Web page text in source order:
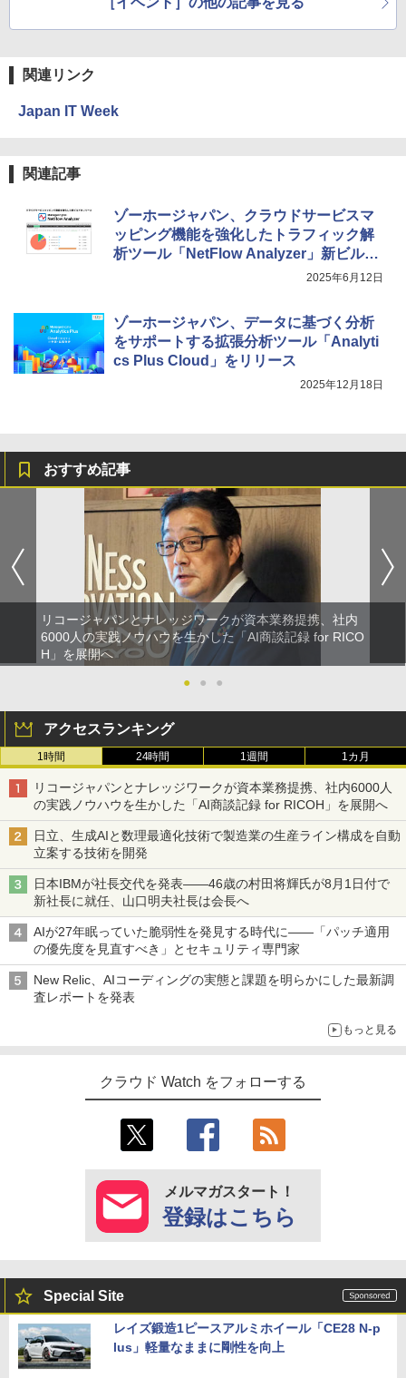
関連リンク
Japan IT Week
関連記事
ゾーホージャパン、クラウドサービスマ
ッピング機能を強化したトラフィック解
析ツール「NetFlow Analyzer」新ビルド
2025年6月12日
ゾーホージャパン、データに基づく分析
をサポートする拡張分析ツール「Analyti
cs Plus Cloud」をリリース
2025年12月18日
おすすめ記事
リコージャパンとナレッジワークが資本業務提携、社内
6000人の実践ノウハウを生かした「AI商談記録 for RICO
H」を展開へ
●
● ●
アクセスランキング
1時間 24時間 1週間 1カ月
リコージャパンとナレッジワークが資本業務提携、社内6000人
の実践ノウハウを生かした「AI商談記録 for RICOH」を展開へ
日立、生成AIと数理最適化技術で製造業の生産ライン構成を自動
立案する技術を開発
日本IBMが社長交代を発表――46歳の村田将輝氏が8月1日付で
新社長に就任、山口明夫社長は会長へ
AIが27年眠っていた脆弱性を発見する時代に――「パッチ適用
の優先度を見直すべき」とセキュリティ専門家
New Relic、AIコーディングの実態と課題を明らかにした最新調
査レポートを発表
もっと見る
クラウド Watch をフォローする
メルマガスタート！
登録はこちら
Special Site
レイズ鍛造1ピースアルミホイール「CE28 N-p
lus」軽量なままに剛性を向上